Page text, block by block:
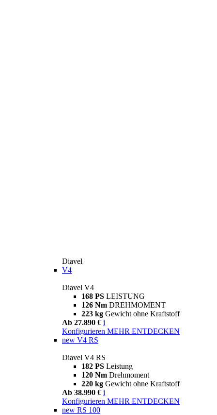
Diavel
V4
Diavel V4
168 PS LEISTUNG
126 Nm DREHMOMENT
223 kg Gewicht ohne Kraftstoff
Ab 27.890 € i
Konfigurieren MEHR ENTDECKEN
new V4 RS
Diavel V4 RS
182 PS Leistung
120 Nm Drehmoment
220 kg Gewicht ohne Kraftstoff
Ab 38.990 € i
Konfigurieren MEHR ENTDECKEN
new RS 100